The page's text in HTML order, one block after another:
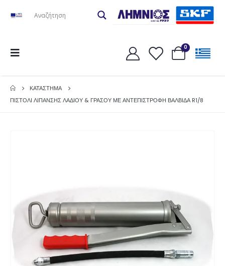
0
ΚΑΤΆΣΤΗΜΑ
ΠΙΣΤΟΛΙ ΛΙΠΑΝΣΗΣ ΛΑΔΙΟΥ & ΓΡΑΣΟΥ ΜΕ ΑΝΤΕΠΙΣΤΡΟΦΗ ΒΑΛΒΙΔΑ R1/8